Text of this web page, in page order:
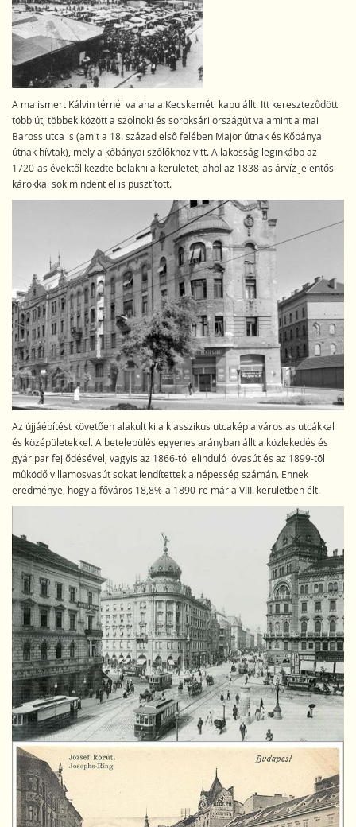
A ma ismert Kálvin térnél valaha a Kecskeméti kapu állt. Itt kereszteződött
több út, többek között a szolnoki és soroksári országút valamint a mai
Baross utca is (amit a 18. század első felében Major útnak és Kőbányai
útnak hívtak), mely a kőbányai szőlőkhöz vitt. A lakosság leginkább az
1720-as évektől kezdte belakni a kerületet, ahol az 1838-as árvíz jelentős
károkkal sok mindent el is pusztított.
Az újjáépítést követően alakult ki a klasszikus utcakép a városias utcákkal
és középületekkel. A betelepülés egyenes arányban állt a közlekedés és
gyáripar fejlődésével, vagyis az 1866-tól elinduló lóvasút és az 1899-tõl
működő villamosvasút sokat lendítettek a népesség számán. Ennek
eredménye, hogy a főváros 18,8%-a 1890-re már a VIII. kerületben élt.